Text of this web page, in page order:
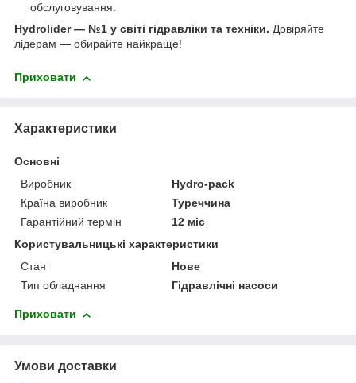
обслуговування.
Hydrolider — №1 у світі гідравліки та техніки. Довіряйте
лідерам — обирайте найкраще!
Приховати
Характеристики
Основні
Виробник
Hydro-pack
Країна виробник
Туреччина
Гарантійний термін
12 міс
Користувальницькі характеристики
Стан
Нове
Тип обладнання
Гідравлічні насоси
Приховати
Умови доставки